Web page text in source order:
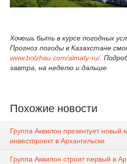
Хочешь быть в курсе погодных
Прогноз погоды в Казахстане
www.bolzhau.com/almaty-ru/.
завтра, на неделю и дальше.
Похожие новости
Группа Аквилон презентует новый
инвестпроект в Архангельске
Группа Аквилон строит первый в